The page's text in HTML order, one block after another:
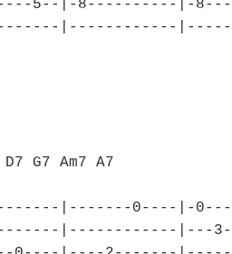
5--|-8----------|-
|------------
G7 Am7 A7
|-------0----|-
|------------|---